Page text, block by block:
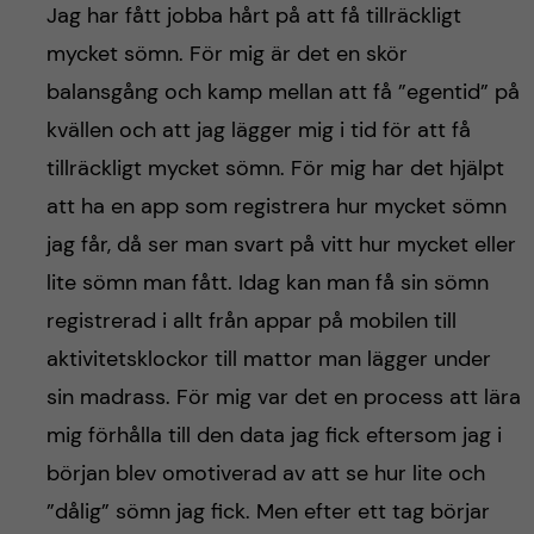
Jag har fått jobba hårt på att få tillräckligt
mycket sömn. För mig är det en skör
balansgång och kamp mellan att få ”egentid” på
kvällen och att jag lägger mig i tid för att få
tillräckligt mycket sömn. För mig har det hjälpt
att ha en app som registrera hur mycket sömn
jag får, då ser man svart på vitt hur mycket eller
lite sömn man fått. Idag kan man få sin sömn
registrerad i allt från appar på mobilen till
aktivitetsklockor till mattor man lägger under
sin madrass. För mig var det en process att lära
mig förhålla till den data jag fick eftersom jag i
början blev omotiverad av att se hur lite och
”dålig” sömn jag fick. Men efter ett tag börjar